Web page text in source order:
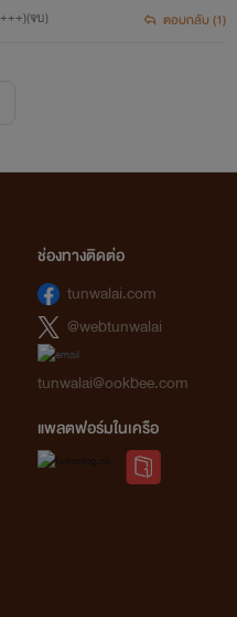
จบ) ตอบกลับ (1)
ช่องทางติดต่อ
tunwalai.com
@webtunwalai
tunwalai@ookbee.com
แพลตฟอร์มในเครือ